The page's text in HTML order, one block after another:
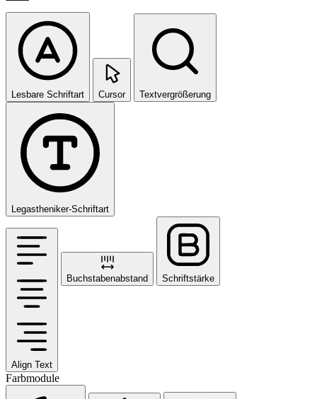
Lesbare Schriftart Cursor Textvergrößerung
Legastheniker-Schriftart
Align Text
Buchstabenabstand Schriftstärke
Farbmodule